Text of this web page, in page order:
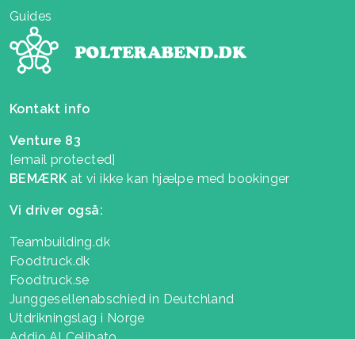
Guides
Kontakt info
Venture 83
[email protected]
BEMÆRK at vi ikke kan hjælpe med bookinger
Vi driver også:
Teambuilding.dk
Foodtruck.dk
Foodtruck.se
Junggesellenabschied in Deutchland
Utdrikningslag i Norge